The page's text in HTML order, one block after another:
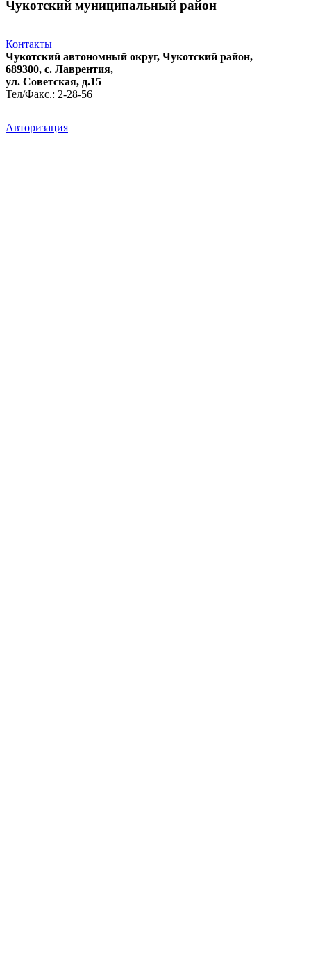
Чукотский муниципальный район
Контакты
Чукотский автономный округ, Чукотский район,
689300, с. Лаврентия,
ул. Советская, д.15
Тел/Факс.: 2-28-56
Авторизация